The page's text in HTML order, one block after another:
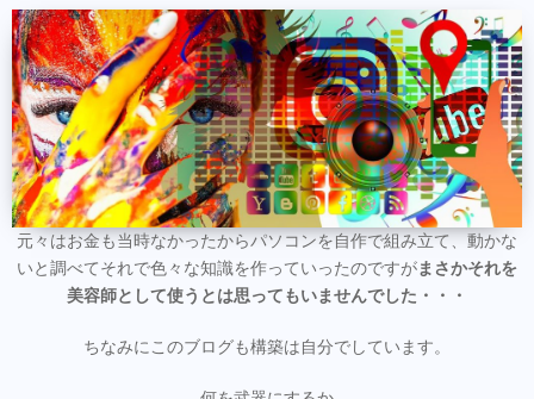
元々はお金も当時なかったからパソコンを自作で組み立て、動かな
いと調べてそれで色々な知識を作っていったのですがまさかそれを
美容師として使うとは思ってもいませんでした・・・
ちなみにこのブログも構築は自分でしています。